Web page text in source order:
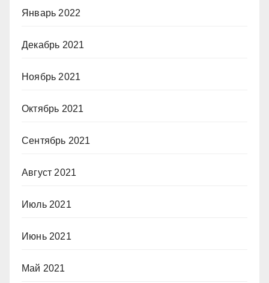
Январь 2022
Декабрь 2021
Ноябрь 2021
Октябрь 2021
Сентябрь 2021
Август 2021
Июль 2021
Июнь 2021
Май 2021